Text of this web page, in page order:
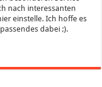
nach interessanten
einstelle. Ich hoffe es
dabei ;).